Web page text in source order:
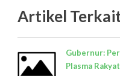
Artikel
Gubernur:
Plasma Rakyat